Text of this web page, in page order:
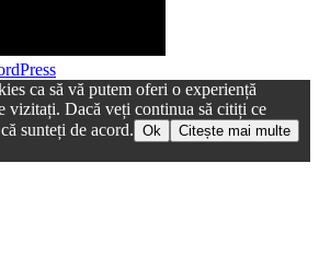
ca să vă putem oferi o experiență
vizitați. Dacă veți continua să citiți ce
sunteți de acord. Ok Citește mai multe